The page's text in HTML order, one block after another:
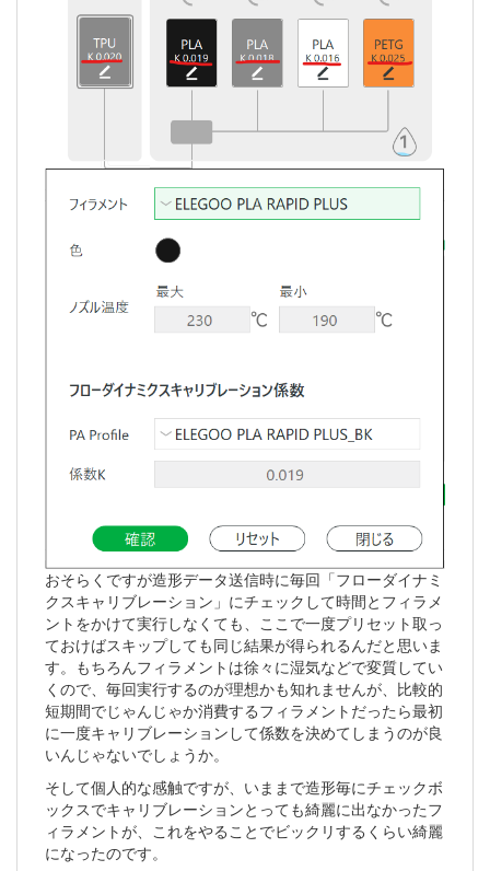
おそらくですが造形データ送信時に毎回「フローダイナミ
クスキャリブレーション」にチェックして時間とフィラメ
ントをかけて実行しなくても、ここで一度プリセット取っ
ておけばスキップしても同じ結果が得られるんだと思いま
す。もちろんフィラメントは徐々に湿気などで変質してい
くので、毎回実行するのが理想かも知れませんが、比較的
短期間でじゃんじゃか消費するフィラメントだったら最初
に一度キャリブレーションして係数を決めてしまうのが良
いんじゃないでしょうか。
そして個人的な感触ですが、いままで造形毎にチェックボ
ックスでキャリブレーションとっても綺麗に出なかったフ
ィラメントが、これをやることでビックリするくらい綺麗
になったのです。